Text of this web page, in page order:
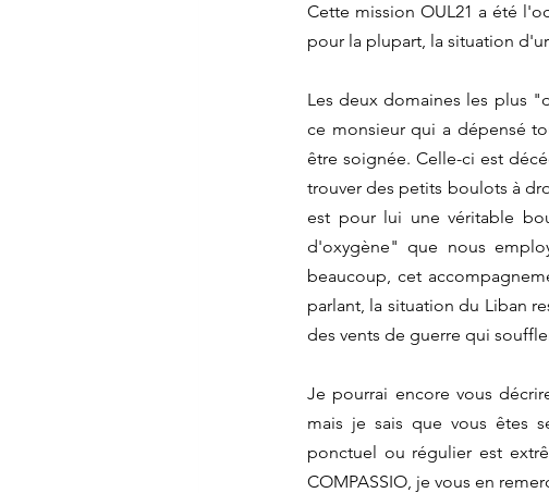
Cette mission OUL21 a été
pour la plupart, la situation
Les deux domaines les plus
ce monsieur qui a dépensé
être soignée. Celle-ci est
trouver des petits boulots à
est pour lui une véritable
d'oxygène" que nous
beaucoup, cet
parlant, la situation du Liban
des vents de guerre qui
Je pourrai encore vous
mais je sais que vous êtes
ponctuel ou régulier est
COMPASSIO, je vous en